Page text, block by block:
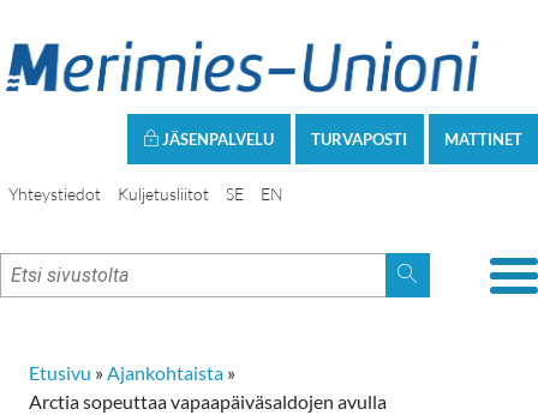
MATTINET
TURVAPOSTI
JÄSENPALVELU
Yhteystiedot Kuljetusliitot SE EN
Etusivu » Ajankohtaista »
Arctia sopeuttaa vapaapäiväsaldojen avulla